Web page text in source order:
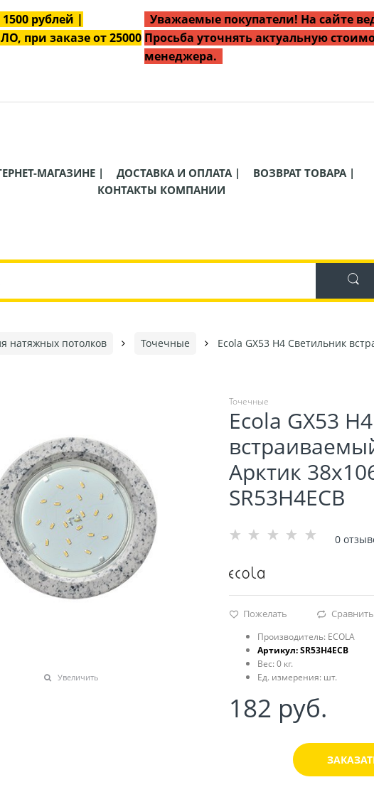
1500 рублей |
при заказе от 25000
Уважаемые покупатели! На сайте
Просьба уточнять актуальную
менеджера.
МАГАЗИНЕ | ДОСТАВКА И ОПЛАТА |
ВОЗВРАТ ТОВАРА |
КОНТАКТЫ КОМПАНИИ
натяжных потолков Точечные Ecola GX53 H4 Светильник
Увеличить
Точечные
Ecola GX53
Арктик
SR53H4ECB
0
Пожелать Сравнить
Производитель: ECOLA
Артикул:SR53H4ECB
Вес: 0 кг.
Ед. измерения: шт.
182 руб.